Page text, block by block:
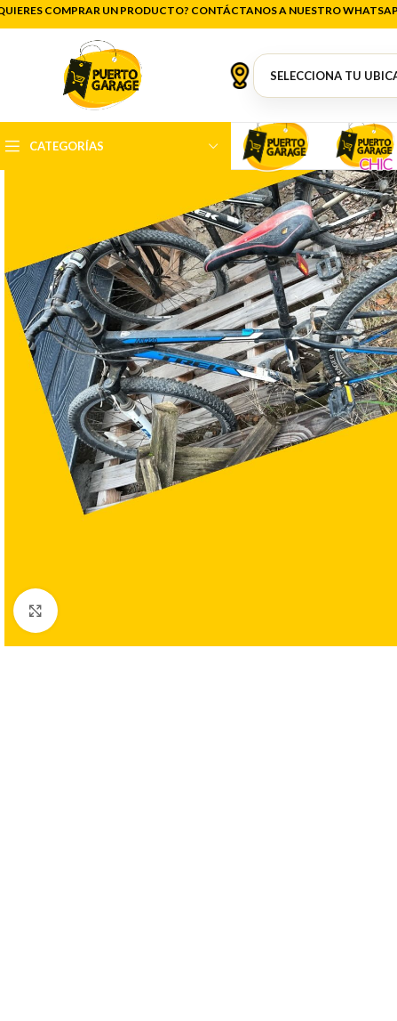
COMPRAR UN PRODUCTO? CONTÁCTANOS A NUESTRO
CATEGORÍAS
-17%